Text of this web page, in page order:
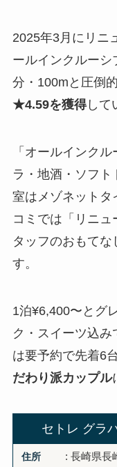
2025年3月にリニ
ールインクルーシ
分・100mと圧倒
★4.59を獲得して
「オールインク
ラ・地酒・ソフ
室はメゾネットタ
コミでは「リニュ
タッフのおもてな
す。
1泊¥6,400〜とグ
ク・スイーツ込
は要予約で先着6
だわり派カップル
セトレ グラ
住所 : 長崎県長